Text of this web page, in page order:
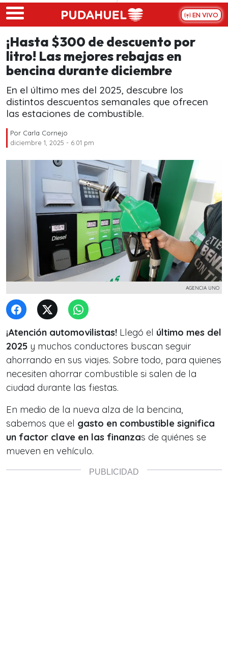
Skip to main content
EN VIVO
¡Hasta $300 de descuento por
litro! Las mejores rebajas en
bencina durante diciembre
En el último mes del 2025, descubre los
distintos descuentos semanales que ofrecen
las estaciones de combustible.
Por Carla Cornejo
diciembre 1, 2025 - 6:01 pm
AGENCIA UNO
¡Atención automovilistas! Llegó el último mes del
2025 y muchos conductores buscan seguir
ahorrando en sus viajes. Sobre todo, para quienes
necesiten ahorrar combustible si salen de la
ciudad durante las fiestas.
En medio de la nueva alza de la bencina,
sabemos que el gasto en combustible significa
un factor clave en las finanzas de quiénes se
mueven en vehículo.